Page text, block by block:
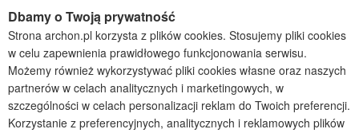
Projekty domów bliźniaczych
Projekty domów nowoczesnych
Projekty domów parterowych
2026 © ARCHON+ Biuro Projektów - Tradycyjne i nowoczesne gotowe
projekty domów - autorska pracownia architektoniczna założona w 1990r.
przez arch. Barbarę Mendel
Z uwagi na ciągłe doskonalenie procesu powstawania projektów (zgodnie z
Dbamy o Twoją prywatność
Strona archon.pl korzysta z plików cookies. Stosujemy pliki cookies
w celu zapewnienia prawidłowego funkcjonowania serwisu.
Możemy również wykorzystywać pliki cookies własne oraz naszych
partnerów w celach analitycznych i marketingowych, w
szczególności w celach personalizacji reklam do Twoich preferencji.
Korzystanie z preferencyjnych, analitycznych i reklamowych plików